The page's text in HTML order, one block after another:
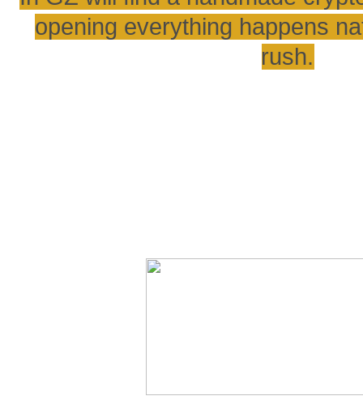
opening everything happens
rush.